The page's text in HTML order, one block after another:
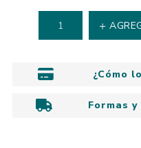
¿Cómo
Formas